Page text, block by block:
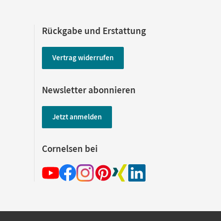
Rückgabe und Erstattung
Vertrag widerrufen
Newsletter abonnieren
Jetzt anmelden
Cornelsen bei